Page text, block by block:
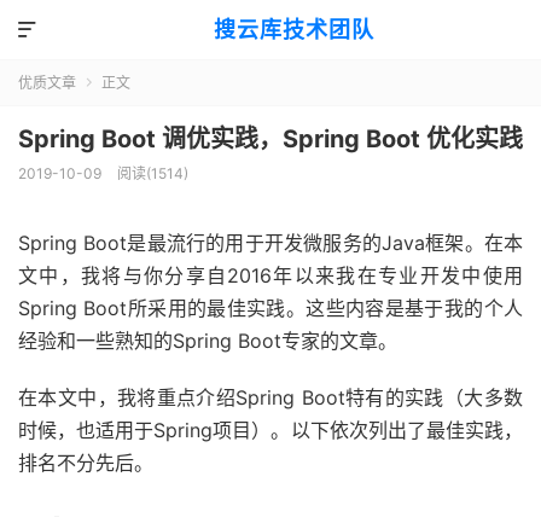
搜云库技术团队

优质文章  正文
Spring Boot 调优实践，Spring Boot 优化实践
2019-10-09 阅读(1514)
Spring Boot是最流行的用于开发微服务的Java框架。在本
文中，我将与你分享自2016年以来我在专业开发中使用
Spring Boot所采用的最佳实践。这些内容是基于我的个人
经验和一些熟知的Spring Boot专家的文章。
在本文中，我将重点介绍Spring Boot特有的实践（大多数
时候，也适用于Spring项目）。以下依次列出了最佳实践，
排名不分先后。